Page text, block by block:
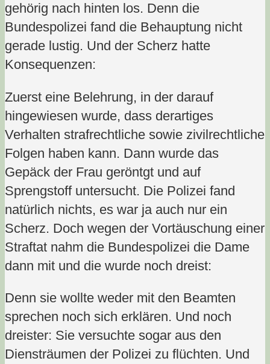
gehörig nach hinten los. Denn die
Bundespolizei fand die Behauptung nicht
gerade lustig. Und der Scherz hatte
Konsequenzen:
Zuerst eine Belehrung, in der darauf
hingewiesen wurde, dass derartiges
Verhalten strafrechtliche sowie zivilrechtliche
Folgen haben kann. Dann wurde das
Gepäck der Frau geröntgt und auf
Sprengstoff untersucht. Die Polizei fand
natürlich nichts, es war ja auch nur ein
Scherz. Doch wegen der Vortäuschung einer
Straftat nahm die Bundespolizei die Dame
dann mit und die wurde noch dreist:
Denn sie wollte weder mit den Beamten
sprechen noch sich erklären. Und noch
dreister: Sie versuchte sogar aus den
Diensträumen der Polizei zu flüchten. Und